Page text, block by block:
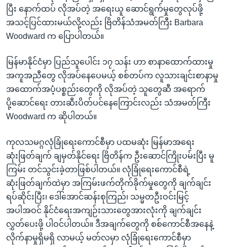
ပြီး နောက်ထပ် လိုအပ်တဲ့ အရေးယူ ဆောင်ရွက်မှုတွေလုပ်ဖို့
အသင့်ပြင်ထားမယ်လို့လည်း ဗြိတိန်သံအမတ်ကြီး Barbara
Woodward က ပြောပါတယ်။
မြန်မာနိုင်ငံမှာ ပြည်သူပေါင်း ၁၇ သန်း ဟာ စာနာထောက်ထားမှု
အကူအညီတွေ လိုအပ်နေပေမယ့် စစ်တပ်က လူသားချင်းစာနာမှု
အထောက်အပံ့ပစ္စည်းတွေကို လိုအပ်တဲ့ သူတွေဆီ အရောက်
ပို့ဆောင်ရေး တားဆီးပိတ်ပင်နေကြောင်းလည်း သံအမတ်ကြီး
Woodward က ဆိုပါတယ်။
ကုလသမဂ္ဂလုံခြုံရေးကောင်စီမှာ ပထမဆုံး မြန်မာအရေး
ဆုံးဖြတ်ချက် ချမှတ်နိုင်ရေး ဗြိတိန်က ဦးဆောင်ကြိုးပမ်းပြီး မူ
ကြမ်း တင်သွင်းခဲ့တာဖြစ်ပါတယ်။ လုံခြုံရေးကောင်စီရဲ့
ဆုံးဖြတ်ချက်ထဲမှာ အကြမ်းဖက်တိုက်ခိုက်မှုတွေကို ချက်ချင်း
ရပ်ဆိုင်းပြီး၊ ဒေါ်အောင်ဆန်းစုကြည်၊ သမ္မတဦးဝင်းမြင့်
အပါအဝင် နိုင်ငံရေးအကျဉ်းသားတွေအားလုံးကို ချက်ချင်း
လွှတ်ပေးဖို့ ပါဝင်ပါတယ်။ ဒီအချက်တွေကို စစ်ကောင်စီအနေနဲ့
လိုက်နာမှုရှိမရှိ လာမယ့် မတ်လမှာ လုံခြုံရေးကောင်စီမှာ